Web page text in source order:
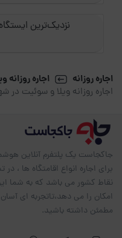
نزدیک‌ترین
اجاره روزانه اجاره روزانه
اجاره روزانه ویلا و سوئیت در
جاکجاست یک پلتفرم آنلاین
برای اجاره انواع اقامتگاه ها ، در
نقاط کشور می باشد که به شما
امکان را می دهد،تاتجربه ای
مطمئن داشته باشید.